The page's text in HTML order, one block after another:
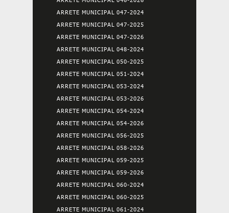
ARRETE MUNICIPAL 047-2024
ARRETE MUNICIPAL 047-2025
ARRETE MUNICIPAL 047-2026
ARRETE MUNICIPAL 048-2024
ARRETE MUNICIPAL 050-2025
ARRETE MUNICIPAL 051-2024
ARRETE MUNICIPAL 053-2024
ARRETE MUNICIPAL 053-2026
ARRETE MUNICIPAL 054-2024
ARRETE MUNICIPAL 054-2026
ARRETE MUNICIPAL 056-2025
ARRETE MUNICIPAL 058-2026
ARRETE MUNICIPAL 059-2025
ARRETE MUNICIPAL 059-2026
ARRETE MUNICIPAL 060-2024
ARRETE MUNICIPAL 060-2025
ARRETE MUNICIPAL 061-2024